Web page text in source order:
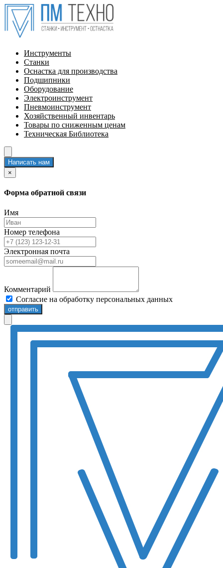
Инструменты
Станки
Оснастка для производства
Подшипники
Оборудование
Электроинструмент
Пневмоинструмент
Хозяйственный инвентарь
Товары по сниженным ценам
Техническая Библиотека
Написать нам
×
Форма обратной связи
Имя
Номер телефона
Электронная почта
Комментарий
Согласие на обработку персональных данных
отправить